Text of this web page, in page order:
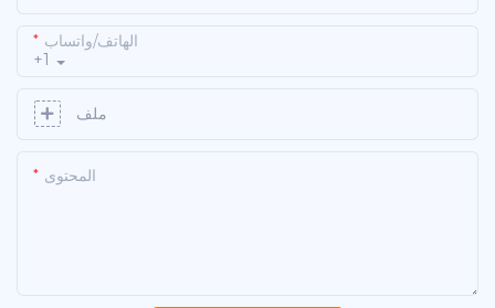
+1
الهاتف/واتساب
ملف
المحتوى